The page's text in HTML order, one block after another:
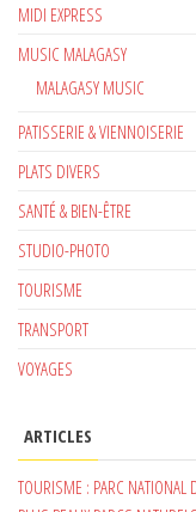
MIDI EXPRESS
MUSIC MALAGASY
MALAGASY MUSIC
PATISSERIE & VIENNOISERIE
PLATS DIVERS
SANTÉ & BIEN-ÊTRE
STUDIO-PHOTO
TOURISME
TRANSPORT
VOYAGES
ARTICLES
TOURISME : PARC NATIONAL